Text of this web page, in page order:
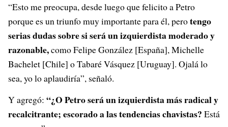
“Esto me preocupa, desde luego que felicito a Petro
porque es un triunfo muy importante para él, perotengo
serias dudas sobre si será un izquierdista moderado y
razonable,como Felipe González [España], Michelle
Bachelet [Chile] o Tabaré Vásquez [Uruguay]. Ojalá lo
sea, yo lo aplaudiría”, señaló.
Y agregó: “¿O Petro será un izquierdista más radical y
recalcitrante; escorado a las tendencias chavistas? Está